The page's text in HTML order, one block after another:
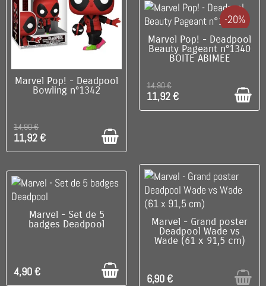
DISPONIBLE
Marvel Pop! - Deadpool
Bowling n°1342
14,90 €
11,92 €
-20%
C'EST LE DERNIER !
Marvel Pop! - Deadpool
Beauty Pageant n°1340
BOITE ABIMEE
14,90 €
11,92 €
C'EST LE DERNIER !
Marvel - Set de 5
badges Deadpool
4,90 €
RUPTURE DE STOCK
Marvel - Grand poster
Deadpool Wade vs
Wade (61 x 91,5 cm)
6,90 €